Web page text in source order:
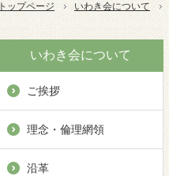
トップページ いわき会について
いわき会について
ご挨拶
理念・倫理網領
沿革